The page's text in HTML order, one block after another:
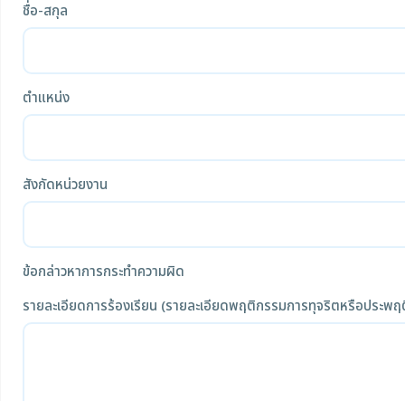
ชื่อ-สกุล
ตำแหน่ง
สังกัดหน่วยงาน
ข้อกล่าวหาการกระทำความผิด
รายละเอียดการร้องเรียน (รายละเอียดพฤติกรรมการทุจริตหรือประพ